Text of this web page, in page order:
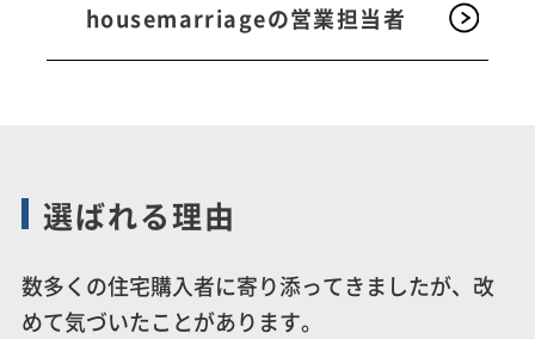
housemarriageの営業担当者
選ばれる理由
数多くの住宅購入者に寄り添ってきましたが、改
めて気づいたことがあります。